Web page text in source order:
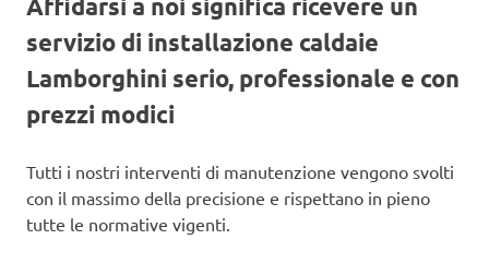
servizio di installazione caldaie
Lamborghini serio, professionale e con
prezzi modici
Tutti i nostri interventi di manutenzione vengono svolti
con il massimo della precisione e rispettano in pieno
tutte le normative vigenti.